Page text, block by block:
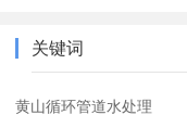
关键词
黄山循环管道水处理